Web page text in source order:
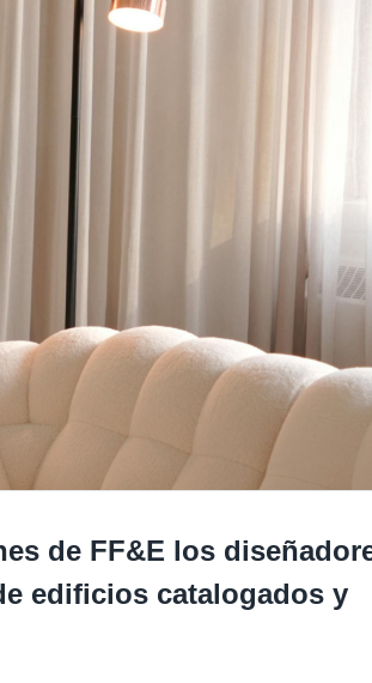
de FF&E los
edificios catalogados y